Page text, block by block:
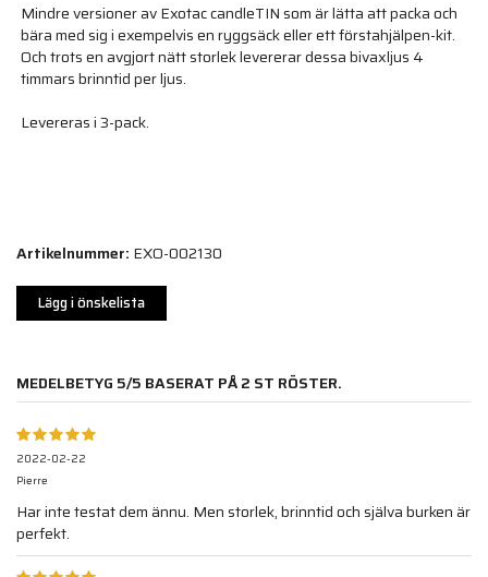
Mindre versioner av Exotac candleTIN som är lätta att packa och
bära med sig i exempelvis en ryggsäck eller ett förstahjälpen-kit.
Och trots en avgjort nätt storlek levererar dessa bivaxljus 4
timmars brinntid per ljus.
Levereras i 3-pack.
Artikelnummer: EXO-002130
Lägg i önskelista
MEDELBETYG 5/5 BASERAT PÅ2 ST RÖSTER.
2022-02-22
Pierre
Har inte testat dem ännu. Men storlek, brinntid och själva burken är
perfekt.